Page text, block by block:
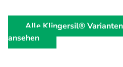
Alle Klingersil®
ansehen